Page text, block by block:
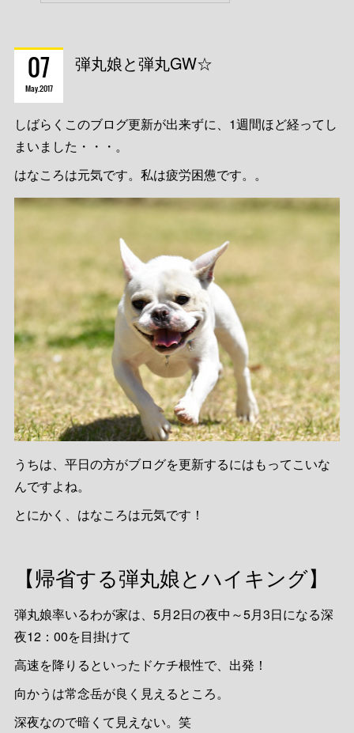
07
May2017
弾丸娘と弾丸GW☆
しばらくこのブログ更新が出来ずに、1週間ほど経ってし
まいました・・・。
はなころは元気です。私は疲労困憊です。。
うちは、平日の方がブログを更新するにはもってこいな
んですよね。
とにかく、はなころは元気です！
【帰省する弾丸娘とハイキング】
弾丸娘率いるわが家は、5月2日の夜中～5月3日になる深
夜12：00を目掛けて
高速を降りるといったドケチ根性で、出発！
向かうは常念岳が良く見えるところ。
深夜なので暗くて見えない。笑